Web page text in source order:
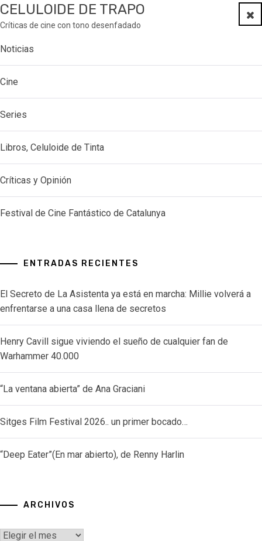
CELULOIDE DE TRAPO
Críticas de cine con tono desenfadado
Noticias
Cine
Series
Libros, Celuloide de Tinta
Críticas y Opinión
Festival de Cine Fantástico de Catalunya
ENTRADAS RECIENTES
El Secreto de La Asistenta ya está en marcha: Millie volverá a
enfrentarse a una casa llena de secretos
Henry Cavill sigue viviendo el sueño de cualquier fan de
Warhammer 40.000
“La ventana abierta” de Ana Graciani
Sitges Film Festival 2026.. un primer bocado…
“Deep Eater”(En mar abierto), de Renny Harlin
ARCHIVOS
Archivos